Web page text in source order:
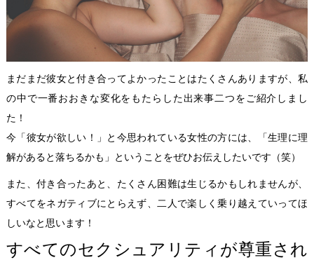
まだまだ彼女と付き合ってよかったことはたくさんありますが、私
の中で一番おおきな変化をもたらした出来事二つをご紹介しまし
た！
今「彼女が欲しい！」と今思われている女性の方には、「生理に理
解があると落ちるかも」ということをぜひお伝えしたいです（笑）
また、付き合ったあと、たくさん困難は生じるかもしれませんが、
すべてをネガティブにとらえず、二人で楽しく乗り越えていってほ
しいなと思います！
すべてのセクシュアリティが尊重され